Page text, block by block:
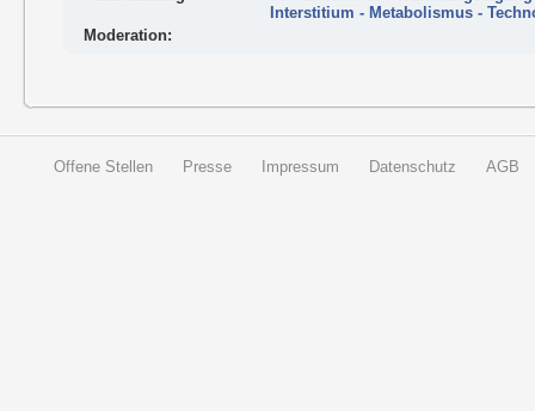
Interstitium - Metabolismus -
Moderation:
Offene Stellen Presse Impressum Datenschutz AGB